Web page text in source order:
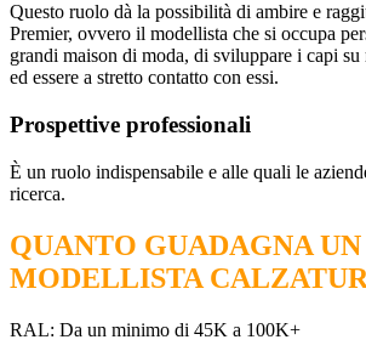
Questo ruolo dà la possibilità di ambire e
Premier, ovvero il modellista che si occupa
grandi maison di moda, di sviluppare i capi
ed essere a stretto contatto con essi.
Prospettive professionali
È un ruolo indispensabile e alle quali le
ricerca.
QUANTO GUADAGNA UN
MODELLISTA
RAL: Da un minimo di 45K a 100K+